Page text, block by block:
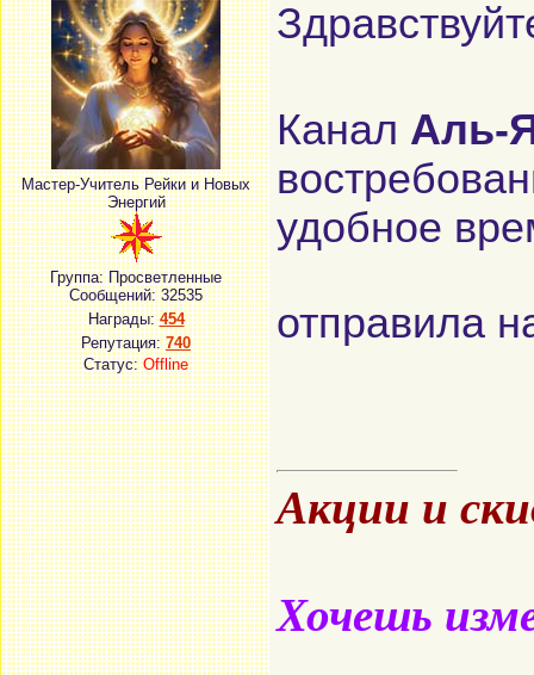
Мастер-Учитель Рейки и Новых
Энергий
Группа: Просветленные
Сообщений:32535
Награды:454
Репутация:740
Статус:Offline
Канал Аль-
удобное
отправила
Акции и
Хочешь